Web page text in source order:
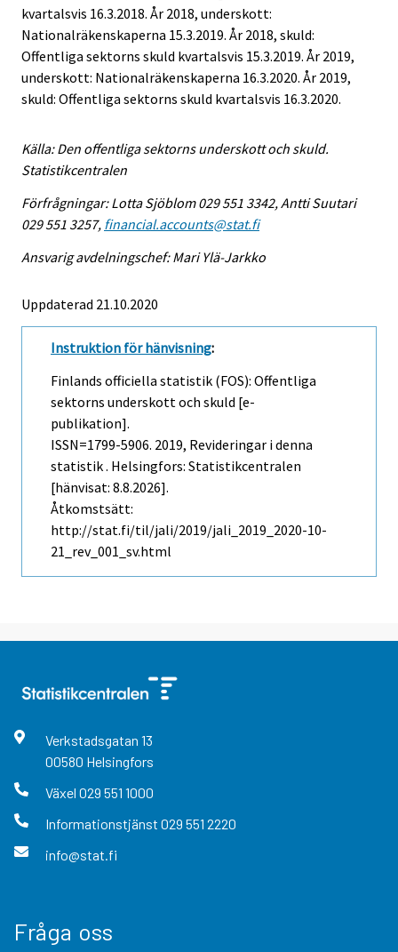
kvartalsvis 16.3.2018. År 2018, underskott:
Nationalräkenskaperna 15.3.2019. År 2018, skuld:
Offentliga sektorns skuld kvartalsvis 15.3.2019. År 2019,
underskott: Nationalräkenskaperna 16.3.2020. År 2019,
skuld: Offentliga sektorns skuld kvartalsvis 16.3.2020.
Källa: Den offentliga sektorns underskott och skuld.
Statistikcentralen
Förfrågningar: Lotta Sjöblom 029 551 3342, Antti Suutari
029 551 3257, financial.accounts@stat.fi
Ansvarig avdelningschef: Mari Ylä-Jarkko
Uppdaterad 21.10.2020
Instruktion för hänvisning:
Finlands officiella statistik (FOS): Offentliga
sektorns underskott och skuld [e-
publikation].
ISSN=1799-5906. 2019, Revideringar i denna
statistik . Helsingfors: Statistikcentralen
[hänvisat: 8.8.2026].
Åtkomstsätt:
http://stat.fi/til/jali/2019/jali_2019_2020-10-
21_rev_001_sv.html
Verkstadsgatan 13
00580 Helsingfors
Växel 029 551 1000
Informationstjänst 029 551 2220
info@stat.fi
Fråga oss